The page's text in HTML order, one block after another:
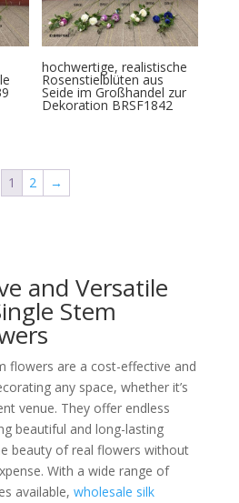
hochwertige, realistische
Rosenstielblüten aus
Seide im Großhandel zur
Dekoration BRSF1842
1 2 →
and Versatile
Stem
flowers are a cost-effective and
any space, whether it’s
venue. They offer endless
beautiful and long-lasting
beauty of real flowers without
With a wide range of
available, wholesale silk